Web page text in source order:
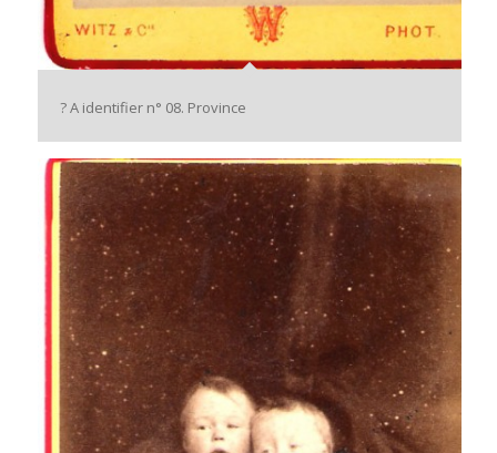
? A identifier n° 08. Province